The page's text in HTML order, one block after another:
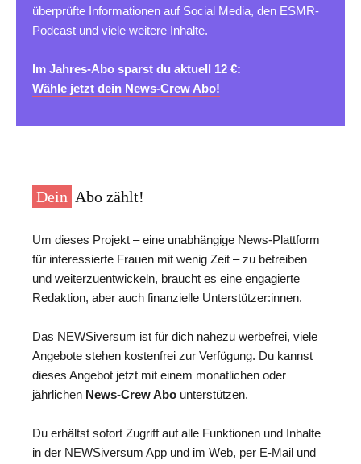
überprüfte Informationen auf Social Media, den ESMR-
Podcast und viele weitere Inhalte.
Im Jahres-Abo sparst du aktuell 12 €:
Wähle jetzt dein News-Crew Abo!
Dein Abo zählt!
Um dieses Projekt – eine unabhängige News-Plattform
für interessierte Frauen mit wenig Zeit – zu betreiben
und weiterzuentwickeln, braucht es eine engagierte
Redaktion, aber auch finanzielle Unterstützer:innen.
Das NEWSiversum ist für dich nahezu werbefrei, viele
Angebote stehen kostenfrei zur Verfügung. Du kannst
dieses Angebot jetzt mit einem monatlichen oder
jährlichen News-Crew Abo unterstützen.
Du erhältst sofort Zugriff auf alle Funktionen und Inhalte
in der NEWSiversum App und im Web, per E-Mail und